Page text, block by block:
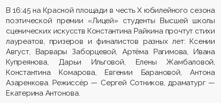
В 16:45 на Красной площади в честь X юбилейного сезона
поэтической премии «Лицей» студенты Высшей школы
сценических искусств Константина Райкина прочтут стихи
лауреатов, призеров и финалистов разных лет: Ксении
Август, Варвары Заборцевой, Артёма Рагимова, Ивана
Купреянова, Дарьи Ильговой, Елены Жамбаловой,
Константина Комарова, Евгении Барановой, Антона
Азаренкова. Режиссёр — Сергей Сотников, драматург —
Екатерина Антонова.